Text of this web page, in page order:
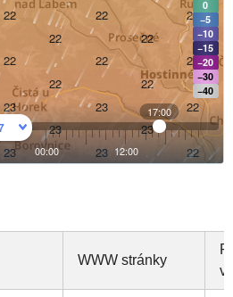
WWW stránky